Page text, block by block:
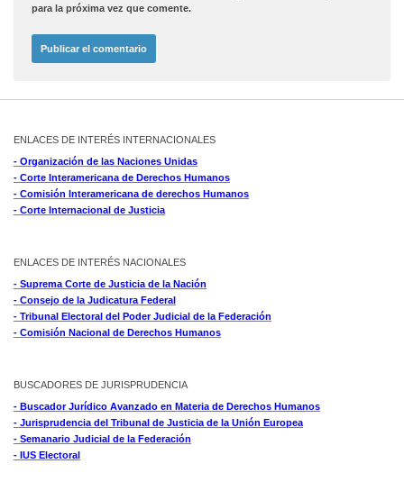
para la próxima vez que comente.
ENLACES DE INTERÉS INTERNACIONALES
- Organización de las Naciones Unidas
- Corte Interamericana de Derechos Humanos
- Comisión Interamericana de derechos Humanos
- Corte Internacional de Justicia
ENLACES DE INTERÉS NACIONALES
- Suprema Corte de Justicia de la Nación
- Consejo de la Judicatura Federal
- Tribunal Electoral del Poder Judicial de la Federación
- Comisión Nacional de Derechos Humanos
BUSCADORES DE JURISPRUDENCIA
- Buscador Jurídico Avanzado en Materia de Derechos Humanos
- Jurisprudencia del Tribunal de Justicia de la Unión Europea
- Semanario Judicial de la Federación
- IUS Electoral